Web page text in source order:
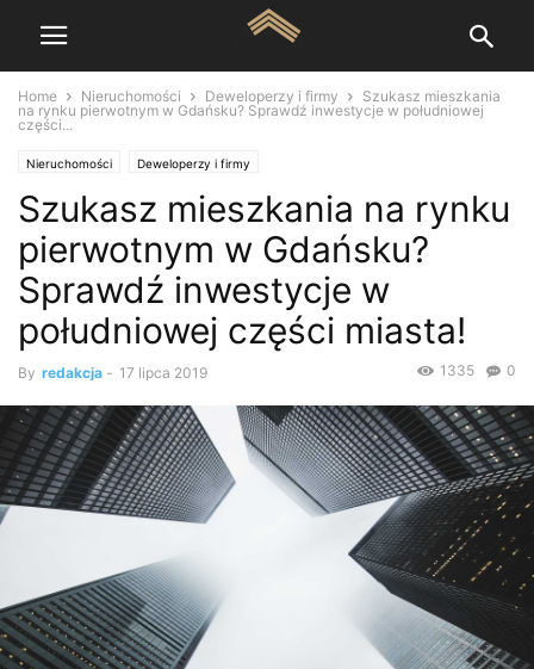
Home Nieruchomości Deweloperzy i firmy
Szukasz mieszkania
na rynku pierwotnym w Gdańsku? Sprawdź inwestycje w południowej
części...
Nieruchomości Deweloperzy i firmy
Szukasz mieszkania na rynku
pierwotnym w Gdańsku?
Sprawdź inwestycje w
południowej części miasta!
By redakcja - 17 lipca 2019 0
1335